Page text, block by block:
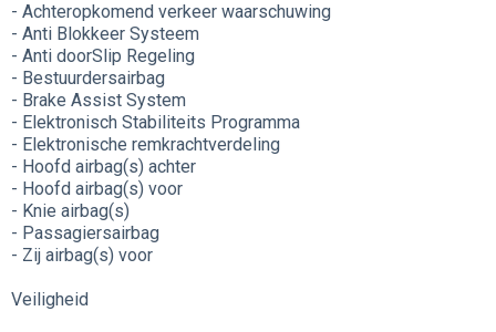
- Achteropkomend verkeer waarschuwing
- Anti Blokkeer Systeem
- Anti doorSlip Regeling
- Bestuurdersairbag
- Brake Assist System
- Elektronisch Stabiliteits Programma
- Elektronische remkrachtverdeling
- Hoofd airbag(s) achter
- Hoofd airbag(s) voor
- Knie airbag(s)
- Passagiersairbag
- Zij airbag(s) voor
Veiligheid